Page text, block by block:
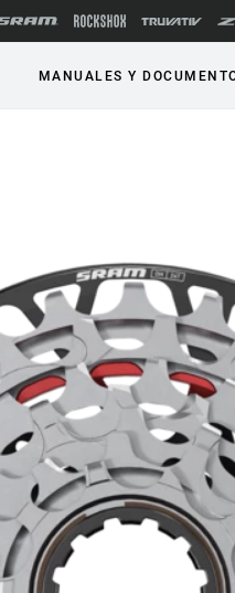
MANUALES Y